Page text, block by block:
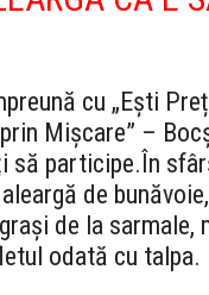
cu „Ești
Mișcare” –
să participe.În
de
de la sarmale,
odată cu talpa.